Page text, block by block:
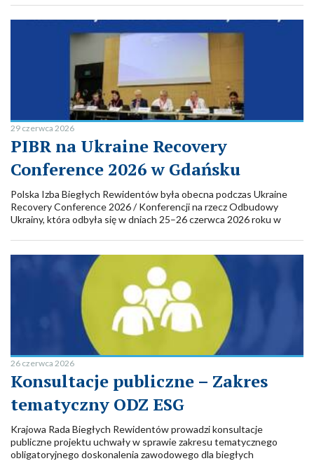
29 czerwca 2026
PIBR na Ukraine Recovery
Conference 2026 w Gdańsku
Polska Izba Biegłych Rewidentów była obecna podczas Ukraine
Recovery Conference 2026 / Konferencji na rzecz Odbudowy
Ukrainy, która odbyła się w dniach 25–26 czerwca 2026 roku w
Biegłych Rewidentów, który moderował warsztat poświęcony
najwyższym standardom finansowania odbudowy oraz budowie
skutecznych systemów monitoringu i kontroli.
26 czerwca 2026
Konsultacje publiczne – Zakres
tematyczny ODZ ESG
Krajowa Rada Biegłych Rewidentów prowadzi konsultacje
publiczne projektu uchwały w sprawie zakresu tematycznego
obligatoryjnego doskonalenia zawodowego dla biegłych